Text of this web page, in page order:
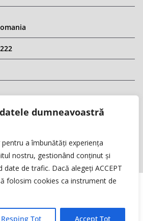
dumneavoastră
a îmbunătăți experiența
nostru, gestionând conținut și
date de trafic. Dacă alegeți ACCEPT
folosim cookies ca instrument de
Resping Tot Accept Tot